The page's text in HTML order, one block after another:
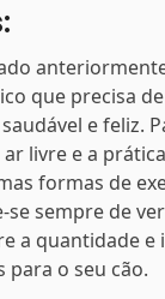
que precisa
e feliz.
livre e a
formas de
se sempre de
a quantidade e
para o seu cão.